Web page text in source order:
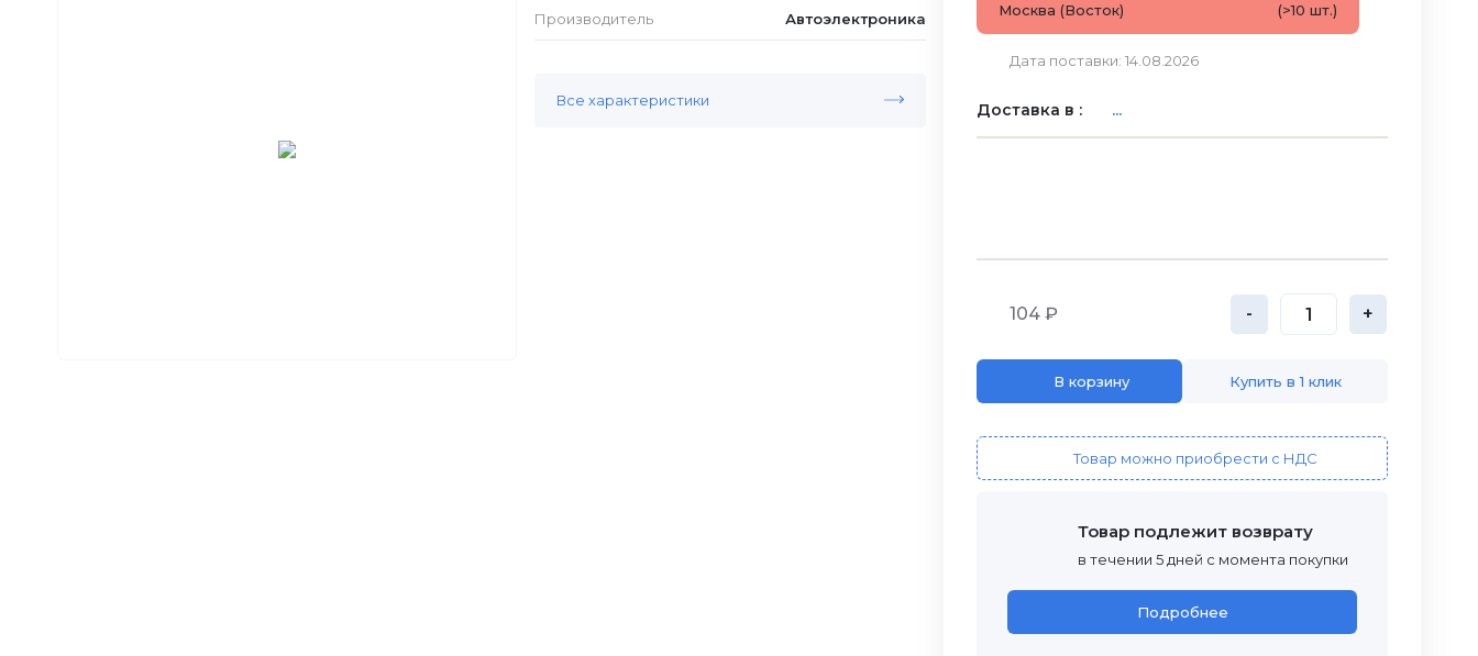
Производитель Автоэлектроника
Все характеристики
Москва (Восток) (>10 шт.)
Дата поставки: 14.08.2026
Доставка в : ...
104 ₽ - +
В корзину Купить в 1 клик
Товар можно приобрести с НДС
Товар подлежит возврату
в течении 5 дней с момента покупки
Подробнее